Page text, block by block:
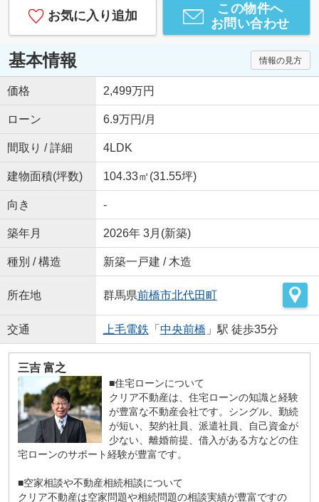
お気に入り追加
この物件へ
お問い合わせ
基本情報 情報の見方
価格 2,499万円
ローン 6.9万円/月
間取り / 詳細 4LDK
建物面積(坪数) 104.33㎡(31.55坪)
向き -
築年月 2026年 3月(新築)
種別 / 構造 新築一戸建 / 木造
所在地 群馬県前橋市北代田町
交通 上毛電鉄 「 中央前橋 」駅 徒歩35分
三吉 富之
■住宅ローンについて
クリア不動産は、住宅ローンの知識と経験
が豊富な不動産会社です。シングル、勤続
が短い、契約社員、派遣社員、自己資金が
少ない、離婚前提、借入がある方などの住
宅ローンのサポート経験が豊富です。
■空家相談や不動産相続相談について
クリア不動産は空家問題や相続問題の相談実績が豊富ですの